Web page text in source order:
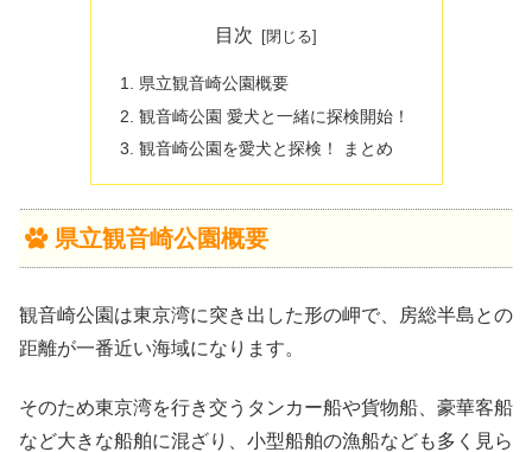
目次
県立観音崎公園概要
観音崎公園 愛犬と一緒に探検開始！
観音崎公園を愛犬と探検！ まとめ
県立観音崎公園概要
観音崎公園は東京湾に突き出した形の岬で、房総半島との
距離が一番近い海域になります。
そのため東京湾を行き交うタンカー船や貨物船、豪華客船
など大きな船舶に混ざり、小型船舶の漁船なども多く見ら